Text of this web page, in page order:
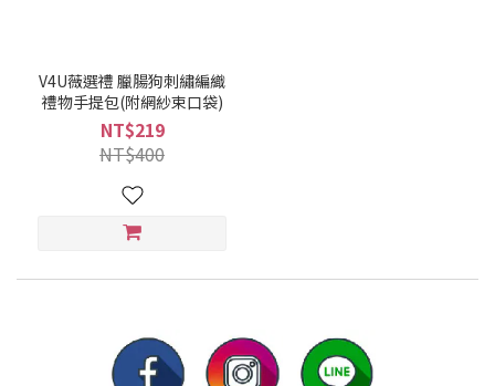
V4U薇選禮 臘腸狗刺繡編織
禮物手提包(附網紗束口袋)
NT$219
NT$400